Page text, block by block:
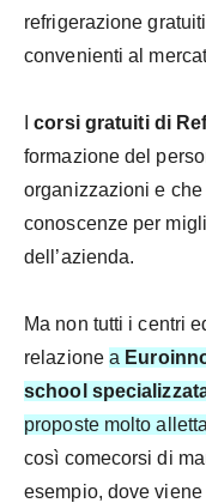
refrigerazione
convenienti al
Icorsi gratuiti di
formazione del
organizzazioni e
conoscenze per
dell’azienda.
Ma non tutti i centri
relazione a
school
proposte molto
così comecorsi di
esempio, dove